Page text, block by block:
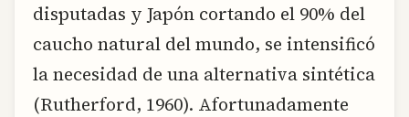
disputadas y Japón cortando el 90% del
caucho natural del mundo, se intensificó
la necesidad de una alternativa sintética
(Rutherford, 1960). Afortunadamente